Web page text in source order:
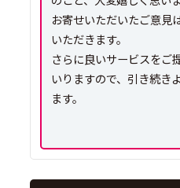
お寄せいただいたご意見
いただきます。
さらに良いサービスをご
いりますので、引き続き
ます。